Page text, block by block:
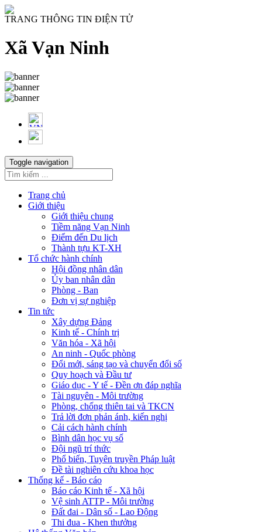
TRANG THÔNG TIN ĐIỆN TỬ
Xã Vạn Ninh
Toggle navigation
Trang chủ
Giới thiệu
Giới thiệu chung
Tiềm năng Vạn Ninh
Điểm đến Du lịch
Thành tựu KT-XH
Tổ chức hành chính
Hội đồng nhân dân
Ủy ban nhân dân
Phòng - Ban
Đơn vị sự nghiệp
Tin tức
Xây dựng Đảng
Kinh tế - Chính trị
Văn hóa - Xã hội
An ninh - Quốc phòng
Đổi mới, sáng tạo và chuyển đổi số
Quy hoạch và Đầu tư
Giáo dục - Y tế - Đền ơn đáp nghĩa
Tài nguyên - Môi trường
Phòng, chống thiên tai và TKCN
Trả lời đơn phản ánh, kiến nghị
Cải cách hành chính
Bình dân học vụ số
Đội ngũ trí thức
Phổ biến, Tuyên truyền Pháp luật
Đề tài nghiên cứu khoa học
Thống kế - Báo cáo
Báo cáo Kinh tế - Xã hội
Vệ sinh ATTP - Môi trường
Đất đai - Dân số - Lao Động
Thi đua - Khen thưởng